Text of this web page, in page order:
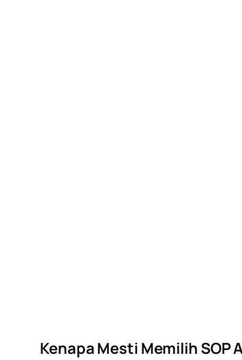
Kenapa Mesti Memilih SOP